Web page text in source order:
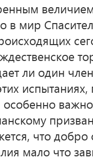
в мир
ли один
особенно
что добро
мало что